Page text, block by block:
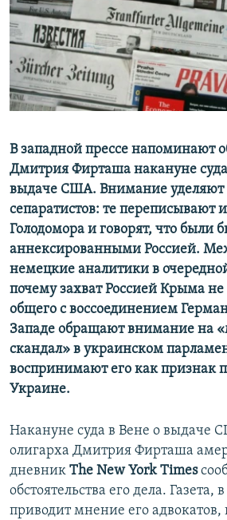
ПОБЕДИТЕЛЕЙ НЕ СУДЯТ?
КРЫМ.НЕПОКОРЕННЫЙ
ELIFBE
УКРАИНСКАЯ ПРОБЛЕМА КРЫМА
ПРИСОЕДИНЯЙТЕСЬ!
В западной прессе напоминают
Дмитрия Фирташа накануне
выдаче США. Внимание уделяют
сепаратистов: те переписывают
Голодомора и говорят, что были
аннексированными Россией.
немецкие аналитики в
почему захват Россией Крыма
общего с воссоединением
Западе обращают внимание на
скандал» в украинском
воспринимают его как признак
Украине.
Накануне суда в Вене о выдаче
олигарха Дмитрия Фирташа
дневник The New York Times
обстоятельства его дела. Газета,
приводит мнение его адвокатов,